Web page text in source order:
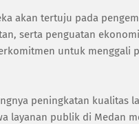
akan tertuju pada
serta penguatan
untuk menggali
peningkatan kualitas
layanan publik di Medan